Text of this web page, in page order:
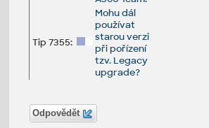
Tip 7355:
Mohu dál
používat
starou verzi
při pořízení
tzv. Legacy
upgrade?
Odpovědět